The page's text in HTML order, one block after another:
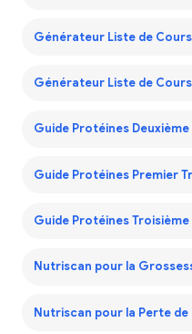
Générateur Liste de
Générateur Liste de
Guide Protéines
Guide Protéines Premier
Guide Protéines
Nutriscan pour la
Nutriscan pour la Perte de